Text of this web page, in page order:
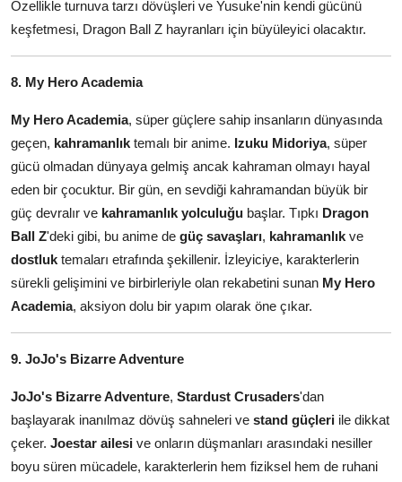
Özellikle turnuva tarzı dövüşleri ve Yusuke'nin kendi gücünü
keşfetmesi, Dragon Ball Z hayranları için büyüleyici olacaktır.
8. My Hero Academia
My Hero Academia, süper güçlere sahip insanların dünyasında
geçen, kahramanlık temalı bir anime. Izuku Midoriya, süper
gücü olmadan dünyaya gelmiş ancak kahraman olmayı hayal
eden bir çocuktur. Bir gün, en sevdiği kahramandan büyük bir
güç devralır ve kahramanlık yolculuğu başlar. Tıpkı Dragon
Ball Z'deki gibi, bu anime de güç savaşları, kahramanlık ve
dostluk temaları etrafında şekillenir. İzleyiciye, karakterlerin
sürekli gelişimini ve birbirleriyle olan rekabetini sunan My Hero
Academia, aksiyon dolu bir yapım olarak öne çıkar.
9. JoJo's Bizarre Adventure
JoJo's Bizarre Adventure, Stardust Crusaders'dan
başlayarak inanılmaz dövüş sahneleri ve stand güçleri ile dikkat
çeker. Joestar ailesi ve onların düşmanları arasındaki nesiller
boyu süren mücadele, karakterlerin hem fiziksel hem de ruhani